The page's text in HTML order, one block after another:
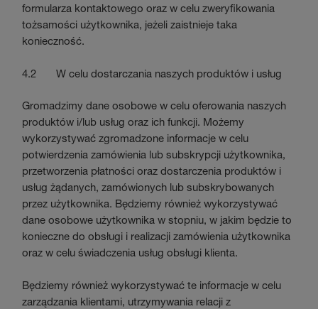
formularza kontaktowego oraz w celu zweryfikowania
tożsamości użytkownika, jeżeli zaistnieje taka
konieczność.
4.2 W celu dostarczania naszych produktów i usług
Gromadzimy dane osobowe w celu oferowania naszych
produktów i/lub usług oraz ich funkcji. Możemy
wykorzystywać zgromadzone informacje w celu
potwierdzenia zamówienia lub subskrypcji użytkownika,
przetworzenia płatności oraz dostarczenia produktów i
usług żądanych, zamówionych lub subskrybowanych
przez użytkownika. Będziemy również wykorzystywać
dane osobowe użytkownika w stopniu, w jakim będzie to
konieczne do obsługi i realizacji zamówienia użytkownika
oraz w celu świadczenia usług obsługi klienta.
Będziemy również wykorzystywać te informacje w celu
zarządzania klientami, utrzymywania relacji z